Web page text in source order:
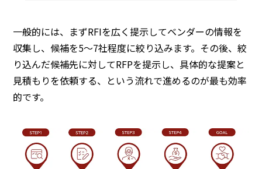
一般的には、まずRFIを広く提示してベンダーの情報を
収集し、候補を5〜7社程度に絞り込みます。その後、絞
り込んだ候補先に対してRFPを提示し、具体的な提案と
見積もりを依頼する、という流れで進めるのが最も効率
的です。